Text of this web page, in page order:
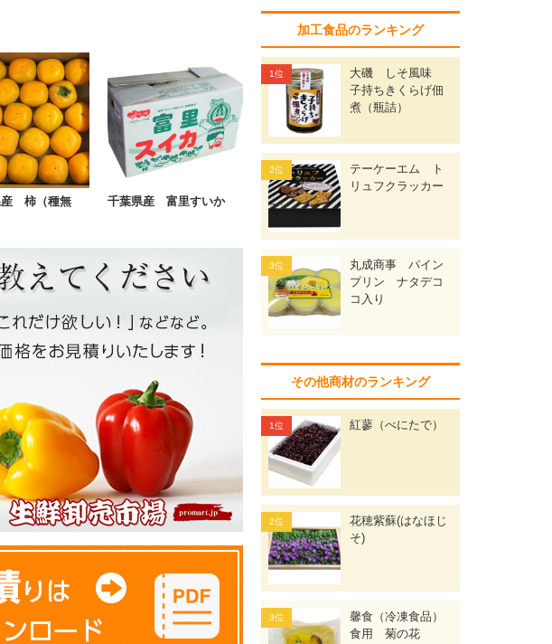
産 柿（種無
千葉県産 富里すいか
加工食品のランキング
大磯 しそ風味
子持ちきくらげ佃
煮（瓶詰）
テーケーエム ト
リュフクラッカー
丸成商事 パイン
プリン ナタデコ
コ入り
その他商材のランキング
紅蓼（べにたで）
花穂紫蘇(はなほじ
そ)
馨食（冷凍食品）
食用 菊の花